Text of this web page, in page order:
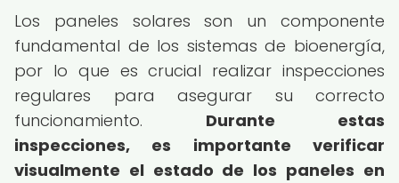
Los paneles solares son un componente
fundamental de los sistemas de bioenergía,
por lo que es crucial realizar inspecciones
regulares para asegurar su correcto
funcionamiento. Durante estas
inspecciones, es importante verificar
visualmente el estado de los paneles en